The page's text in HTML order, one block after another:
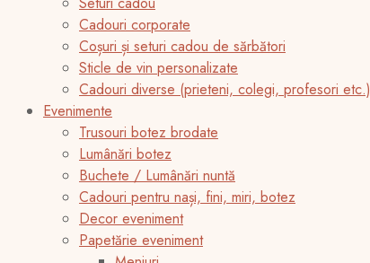
Cadouri corporate
Coșuri și seturi cadou de sărbători
Sticle de vin personalizate
Cadouri diverse (prieteni, colegi, profesori etc.)
Evenimente
Trusouri botez brodate
Lumânări botez
Buchete / Lumânări nuntă
Cadouri pentru nași, fini, miri, botez
Decor eveniment
Papetărie eveniment